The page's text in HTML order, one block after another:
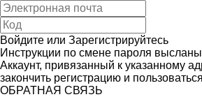
Войдите или Зарегистрируйтесь
Инструкции по смене пароля
Аккаунт, привязанный к указанному
закончить регистрацию и
ОБРАТНАЯ СВЯЗЬ